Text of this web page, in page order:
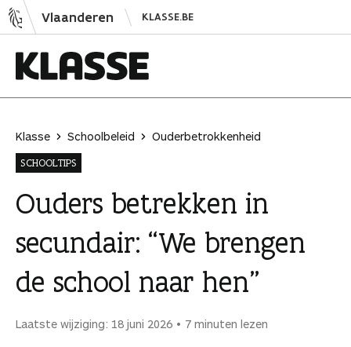
N
a
Vlaanderen KLASSE.BE
a
s
s
e
Klasse Schoolbeleid
Ouderbetrokkenheid
SCHOOLTIPS
Ouders betrekken in
secundair: “We brengen
de school naar hen”
Laatste wijziging: 18 juni 2026 7 minuten lezen